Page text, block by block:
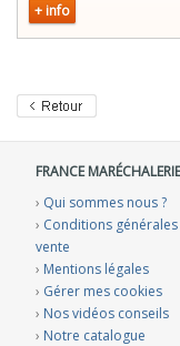
+ info
FRANCE MARÉCHALERIE
› Qui sommes nous ?
› Conditions
vente
› Mentions légales
› Gérer mes cookies
› Nos vidéos conseils
› Notre catalogue